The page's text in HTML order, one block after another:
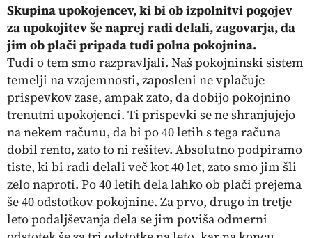
Skupina upokojencev, ki bi ob izpolnitvi pogojev
za upokojitev še naprej radi delali, zagovarja, da
jim ob plači pripada tudi polna pokojnina.
Tudi o tem smo razpravljali. Naš pokojninski sistem
temelji na vzajemnosti, zaposleni ne vplačuje
prispevkov zase, ampak zato, da dobijo pokojnino
trenutni upokojenci. Ti prispevki se ne shranjujejo
na nekem računu, da bi po 40 letih s tega računa
dobil rento, zato to ni rešitev. Absolutno podpiramo
tiste, ki bi radi delali več kot 40 let, zato smo jim šli
zelo naproti. Po 40 letih dela lahko ob plači prejema
še 40 odstotkov pokojnine. Za prvo, drugo in tretje
leto podaljševanja dela se jim poviša odmerni